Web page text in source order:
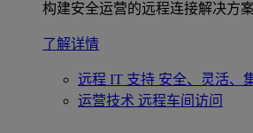
构建安全运营的远程连接解决方案
了解详情
远程 IT 支持 安全、灵活、
运营技术 远程车间访问